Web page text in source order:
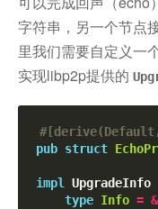
字符串，另一个节点
里我们需要自定义一
实现libp2p提供的
#[
pub struct
impl UpgradeInfo
type Info = &